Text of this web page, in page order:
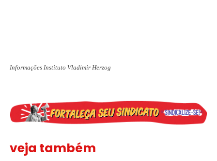
Informações Instituto Vladimir Herzog
veja também